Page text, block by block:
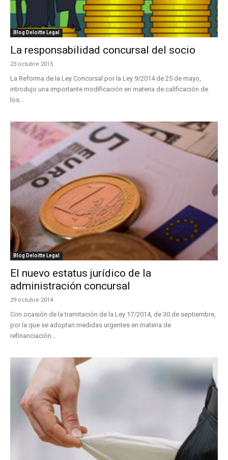
Blog Deloitte Legal
La responsabilidad concursal del socio
23 octubre 2015
La Reforma de la Ley Concursal por la Ley 9/2014 de 25 de mayo,
introdujo una importante modificación en materia de calificación de
los...
Blog Deloitte Legal
El nuevo estatus jurídico de la
administración concursal
29 octubre 2014
Con ocasión de la tramitación de la Ley 17/2014, de 30 de septiembre,
por la que se adoptan medidas urgentes en materia de
refinanciación...